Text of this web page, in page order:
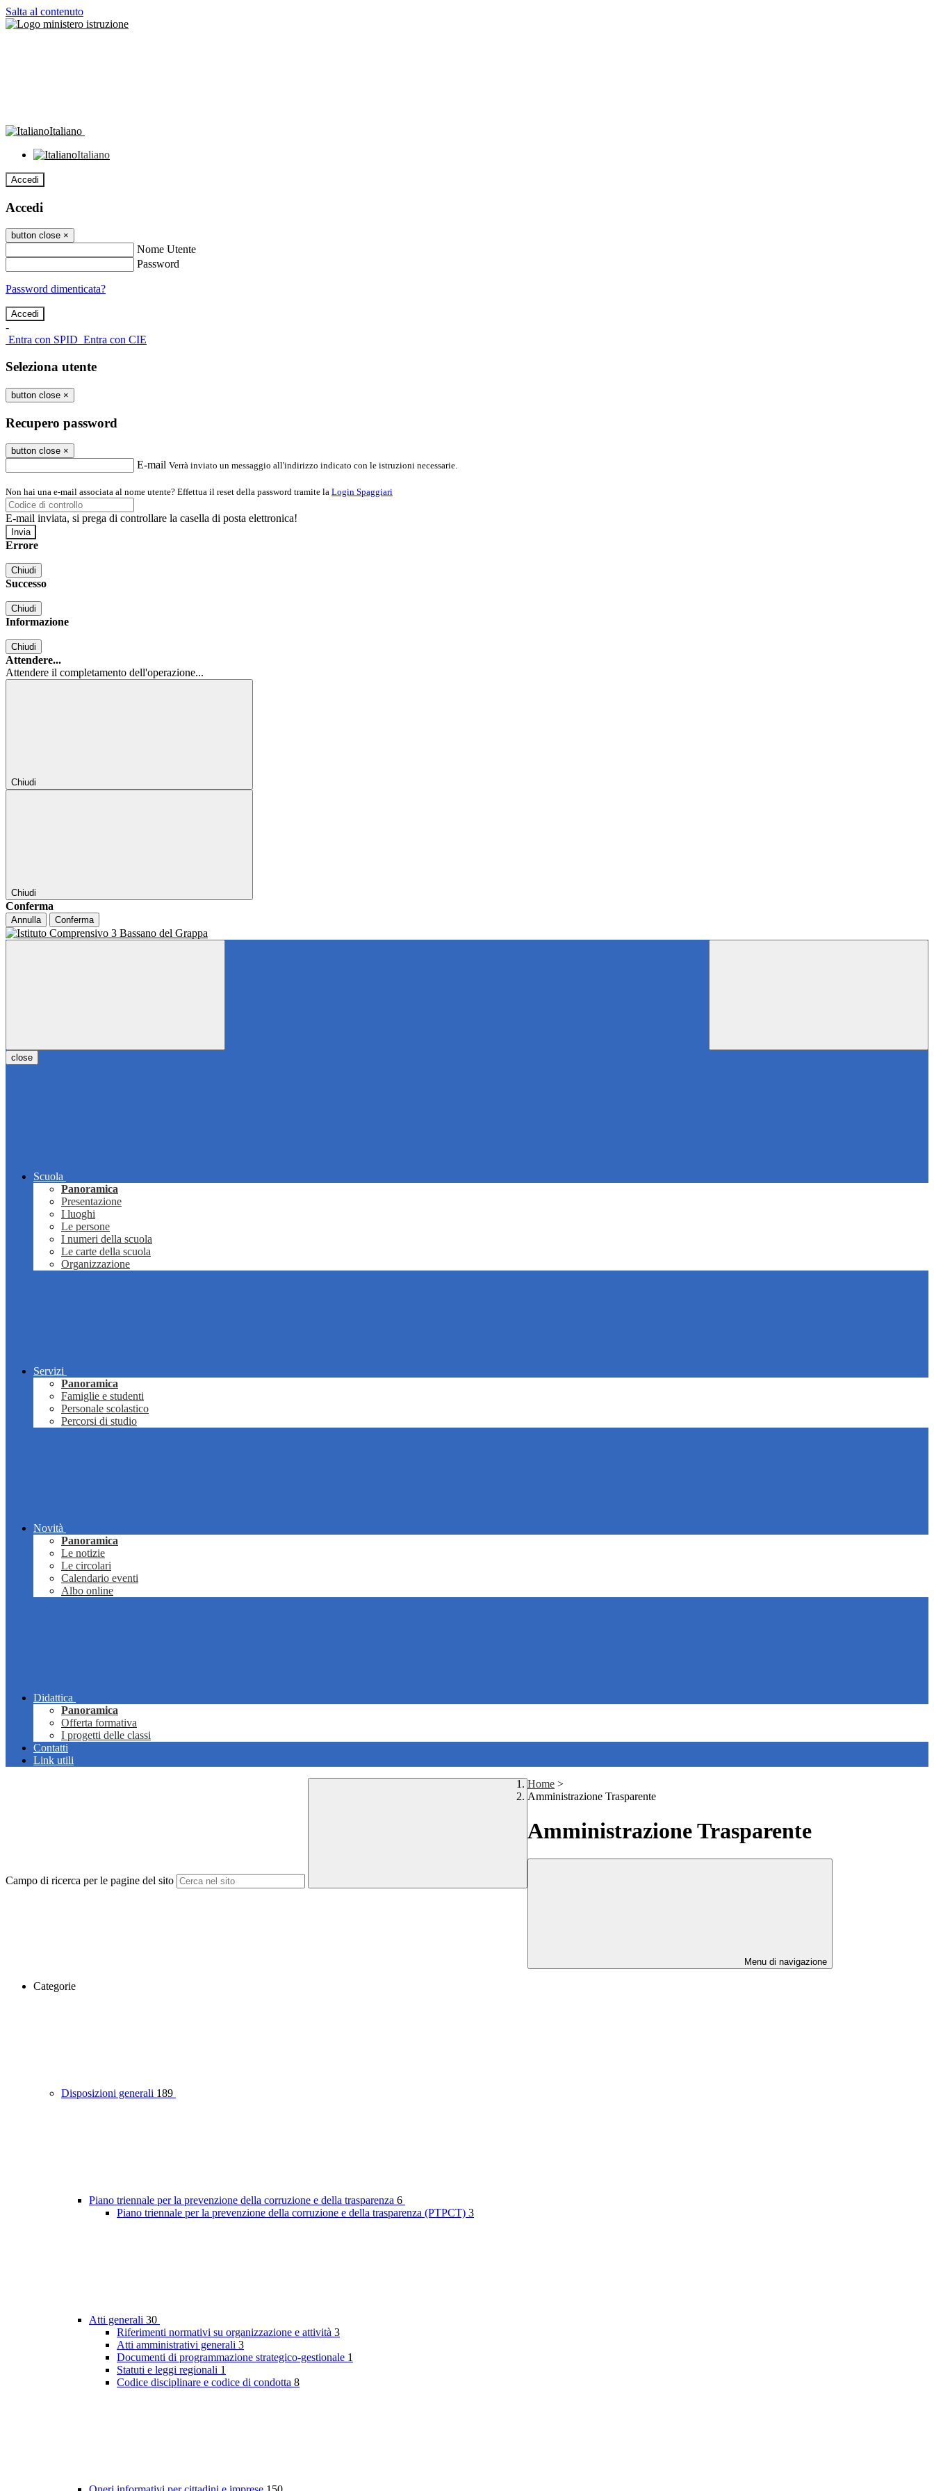
Salta al contenuto
Italiano
Italiano
Accedi
Accedi
button close ×
Nome Utente
Password
Password dimenticata?
-
Entra con SPID Entra con CIE
Seleziona utente
button close ×
Recupero password
button close ×
E-mail Verrà inviato un messaggio all'indirizzo indicato con le istruzioni necessarie.
Non hai una e-mail associata al nome utente? Effettua il reset della password tramite la Login Spaggiari
E-mail inviata, si prega di controllare la casella di posta elettronica!
Errore
Chiudi
Successo
Chiudi
Informazione
Chiudi
Attendere...
Attendere il completamento dell'operazione...
Chiudi
Chiudi
Conferma
Annulla Conferma
close
Scuola
Panoramica
Presentazione
I luoghi
Le persone
I numeri della scuola
Le carte della scuola
Organizzazione
Servizi
Panoramica
Famiglie e studenti
Personale scolastico
Percorsi di studio
Novità
Panoramica
Le notizie
Le circolari
Calendario eventi
Albo online
Didattica
Panoramica
Offerta formativa
I progetti delle classi
Contatti
Link utili
Campo di ricerca per le pagine del sito
Home >
Amministrazione Trasparente
Amministrazione Trasparente
Menu di navigazione
Categorie
Disposizioni generali 189
Piano triennale per la prevenzione della corruzione e della trasparenza 6
Piano triennale per la prevenzione della corruzione e della trasparenza (PTPCT) 3
Atti generali 30
Riferimenti normativi su organizzazione e attività 3
Atti amministrativi generali 3
Documenti di programmazione strategico-gestionale 1
Statuti e leggi regionali 1
Codice disciplinare e codice di condotta 8